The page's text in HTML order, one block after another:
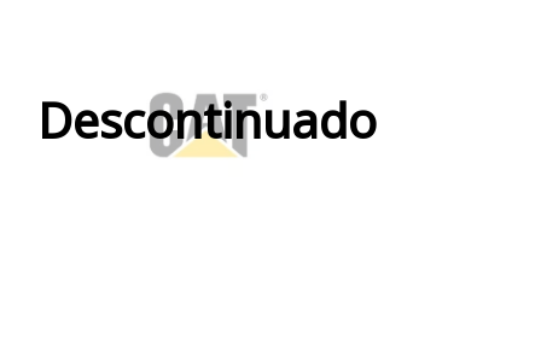
Descontinuado